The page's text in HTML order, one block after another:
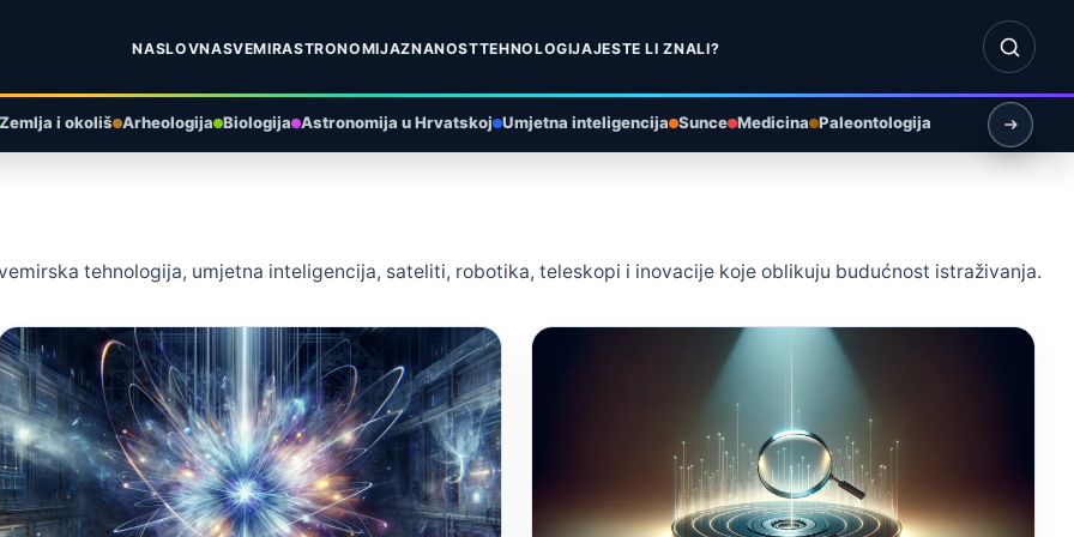
NASLOVNASVEMIRASTRONOMIJAZNANOSTTEHNOLOGIJAJESTE LI ZNALI?
Otvori
Zemlja i okoliš Arheologija Biologija Astronomija u Hrvatskoj Umjetna inteligencija Sunce Medicina Paleontologija
tehnologija, umjetna inteligencija, sateliti, robotika, teleskopi i inovacije koje oblikuju budućnost istraživanja.